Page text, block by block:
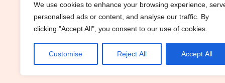
We use cookies to enhance your browsing experience,
personalised ads or content, and analyse our traffic. By
clicking "Accept All", you consent to our use of cookies.
Customise Reject All Accept All